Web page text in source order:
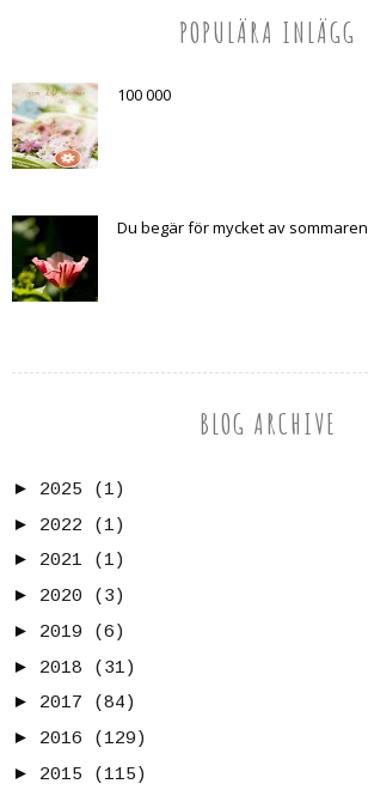
POPULÄRA INLÄGG
100 000
Du begär för mycket av sommaren
BLOG ARCHIVE
► 2025
(1)
► 2022
(1)
► 2021
(1)
► 2020
(3)
► 2019
(6)
► 2018
(31)
► 2017
(84)
► 2016
(129)
► 2015
(115)